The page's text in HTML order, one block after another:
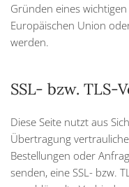
Gründen eines
Europäischen Union
werden.
SSL- bzw. TLS-
Diese Seite nutzt aus
Übertragung
Bestellungen oder
senden, eine SSL- bzw.